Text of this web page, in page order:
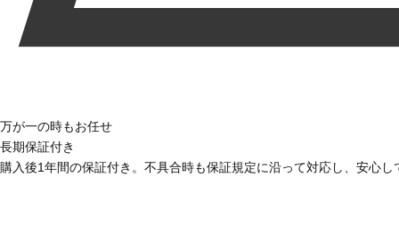
万が一の時もお任せ
長期保証付き
購入後1年間の保証付き。不具合時も保証規定に沿って対応し、安心